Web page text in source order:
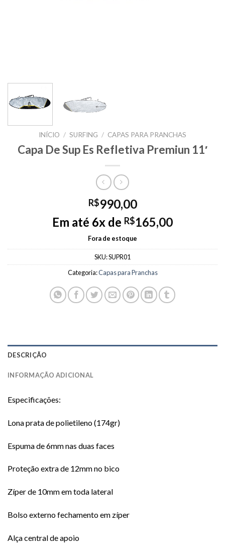
INÍCIO / SURFING / CAPAS PARA PRANCHAS
Capa De Sup Es Refletiva Premiun 11′
R$990,00
Em até 6x de R$165,00
Fora de estoque
SKU:SUPR01
Categoria:Capas para Pranchas
DESCRIÇÃO
INFORMAÇÃO ADICIONAL
Especificações:
Lona prata de polietileno (174gr)
Espuma de 6mm nas duas faces
Proteção extra de 12mm no bico
Zíper de 10mm em toda lateral
Bolso externo fechamento em zíper
Alça central de apoio